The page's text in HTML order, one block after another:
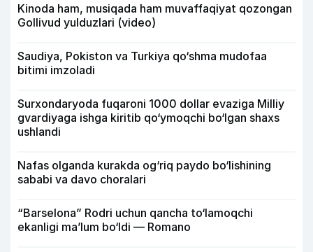
Kinoda ham, musiqada ham muvaffaqiyat qozongan
Gollivud yulduzlari (video)
Saudiya, Pokiston va Turkiya qo‘shma mudofaa
bitimi imzoladi
Surxondaryoda fuqaroni 1000 dollar evaziga Milliy
gvardiyaga ishga kiritib qo‘ymoqchi bo‘lgan shaxs
ushlandi
Nafas olganda kurakda og‘riq paydo bo‘lishining
sababi va davo choralari
“Barselona” Rodri uchun qancha to‘lamoqchi
ekanligi ma’lum bo‘ldi — Romano